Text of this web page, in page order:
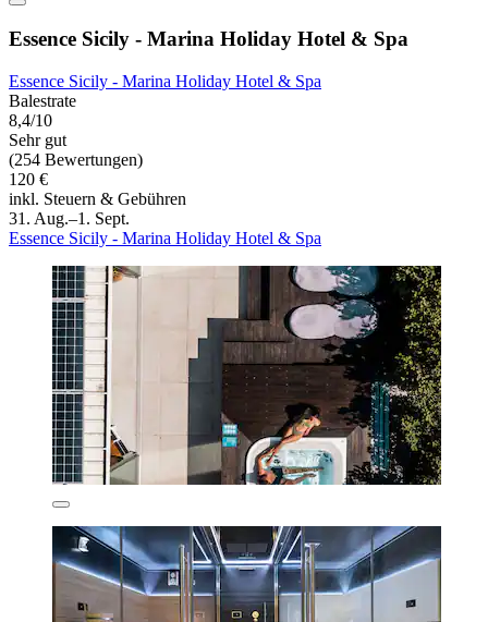
Essence Sicily - Marina Holiday Hotel & Spa
Essence Sicily - Marina Holiday Hotel & Spa
Balestrate
8,4/10
Sehr gut
(254 Bewertungen)
120 €
inkl. Steuern & Gebühren
31. Aug.–1. Sept.
Essence Sicily - Marina Holiday Hotel & Spa